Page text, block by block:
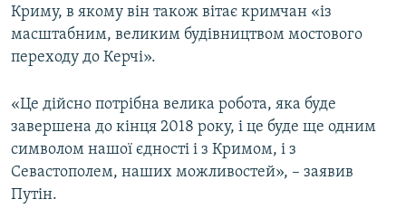
Криму, в якому він також вітає кримчан «із
масштабним, великим будівництвом мостового
переходу до Керчі».
«Це дійсно потрібна велика робота, яка буде
завершена до кінця 2018 року, і це буде ще одним
символом нашої єдності і з Кримом, і з
Севастополем, наших можливостей», – заявив
Путін.